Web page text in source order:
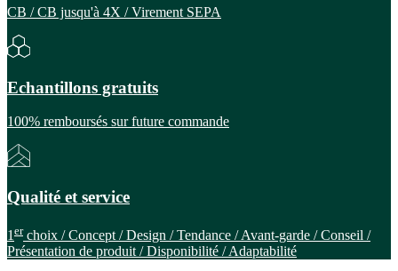
CB / CB jusqu'à 4X / Virement SEPA
Echantillons gratuits
100% remboursés sur future commande
Qualité et service
1 erchoix / Concept / Design / Tendance / Avant-garde / Conseil /
Présentation de produit / Disponibilité / Adaptabilité